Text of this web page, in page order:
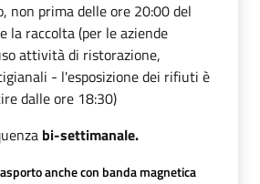
non prima delle ore 20:00 del
la raccolta (per le aziende
attività di ristorazione,
- l'esposizione dei rifiuti è
dalle ore 18:30)
bi-settimanale.
anche con banda magnetica